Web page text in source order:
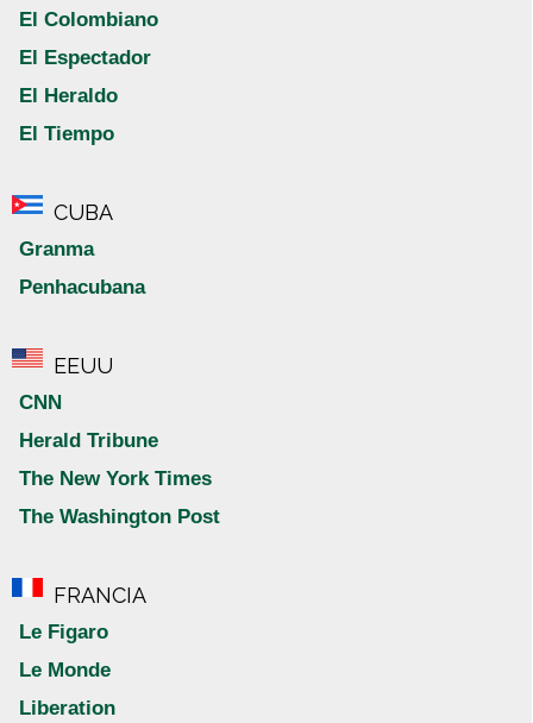
El Colombiano
El Espectador
El Heraldo
El Tiempo
CUBA
Granma
Penhacubana
EEUU
CNN
Herald Tribune
The New York Times
The Washington Post
FRANCIA
Le Figaro
Le Monde
Liberation